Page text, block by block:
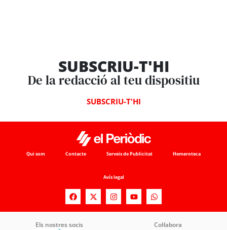
SUBSCRIU-T'HI
De la redacció al teu dispositiu
SUBSCRIU-T'HI
Qui som Contacte Serveis de Publicitat Hemeroteca
Avís legal
Els nostres socis Col·labora